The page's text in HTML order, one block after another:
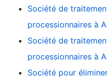
Société de
processionnaires à
Société de
processionnaires à
Société pour